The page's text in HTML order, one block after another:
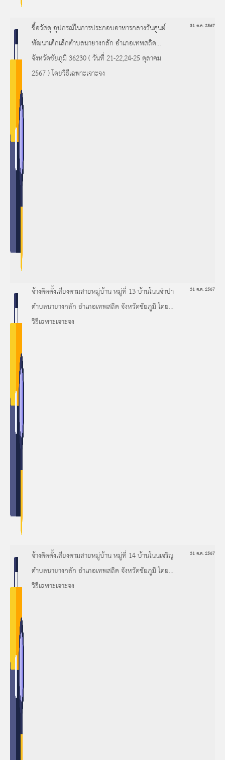
ซื้อวัสดุ อุปกรณ์ในการประกอบอาหารกลางวันศูนย์
พัฒนาเด็กเล็กตำบลนายางกลัก อำเภอเทพสถิต
จังหวัดชัยภูมิ 36230 ( วันที่ 21-22,24-25 ตุลาคม
2567 ) โดยวิธีเฉพาะเจาะจง
31 ต.ค. 2567
จ้างติดตั้งเสียงตามสายหมู่บ้าน หมู่ที่ 13 บ้านโนนจำปา
ตำบลนายางกลัก อำเภอเทพสถิต จังหวัดชัยภูมิ โดย
วิธีเฉพาะเจาะจง
31 ต.ค. 2567
จ้างติดตั้งเสียงตามสายหมู่บ้าน หมู่ที่ 14 บ้านโนนเจริญ
ตำบลนายางกลัก อำเภอเทพสถิต จังหวัดชัยภูมิ โดย
วิธีเฉพาะเจาะจง
31 ต.ค. 2567